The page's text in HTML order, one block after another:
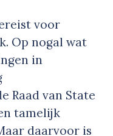
voor
Op nogal wat
in
Raad van State
tamelijk
daarvoor is